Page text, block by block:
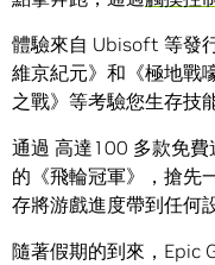
體驗來自 Ubisoft 等發
維京紀元》和《極地戰
之戰》等考驗您生存技
通過 高達100 多款免
的《飛輪冠軍》，搶先
存將游戲進度帶到任何
隨著假期的到來，Epic